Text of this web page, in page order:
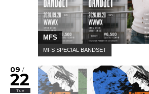
MFS
MFS SPECIAL BANDSET
09 /
22
Tue